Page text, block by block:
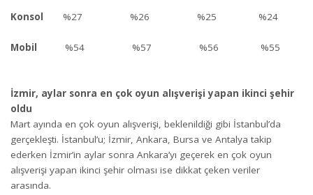
Konsol %27 %26 %25 %24
Mobil %54 %57 %56 %55
İzmir, aylar sonra en çok oyun alışverişi yapan ikinci şehir
oldu
Mart ayında en çok oyun alışverişi, beklenildiği gibi İstanbul’da
gerçekleşti. İstanbul’u; İzmir, Ankara, Bursa ve Antalya takip
ederken İzmir’in aylar sonra Ankara’yı geçerek en çok oyun
alışverişi yapan ikinci şehir olması ise dikkat çeken veriler
arasında.